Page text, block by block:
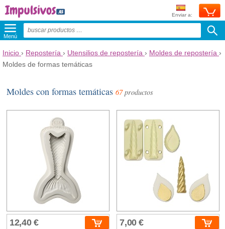
Enviar a:
Menú
Inicio › Repostería › Utensilios de repostería › Moldes de repostería ›
Moldes de formas temáticas
Moldes con formas temáticas67productos
12,40 € 7,00 €